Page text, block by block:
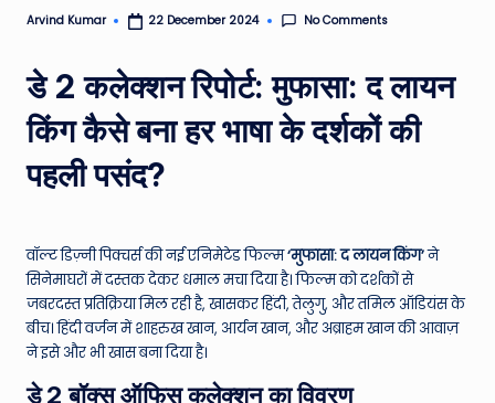
e
N
e
w
A
ro
u
n
Posted
Arvind Kumar 22 December 2024 No Comments
डे 2 कलेक्शन रिपोर्ट: मुफासा: द लायन
किंग कैसे बना हर भाषा के दर्शकों की
पहली पसंद?
वॉल्ट डिज़्नी पिक्चर्स की नई एनिमेटेड फिल्म‘मुफासा: द लायन किंग’ने
सिनेमाघरों में दस्तक देकर धमाल मचा दिया है। फिल्म को दर्शकों से
जबरदस्त प्रतिक्रिया मिल रही है, खासकर हिंदी, तेलुगु, और तमिल ऑडियंस के
बीच। हिंदी वर्जन में शाहरुख खान, आर्यन खान, और अब्राहम खान की आवाज़
ने इसे और भी खास बना दिया है।
डे 2 बॉक्स ऑफिस कलेक्शन का विवरण